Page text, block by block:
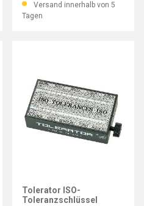
Versand innerhalb von 5
Tagen
Tolerator ISO-
Toleranzschlüssel